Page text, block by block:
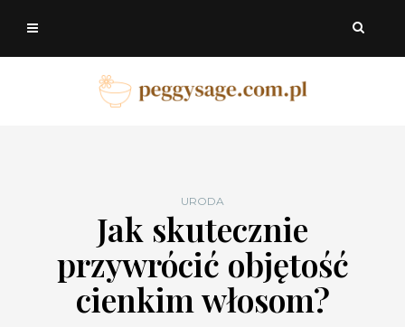
URODA
Jak skutecznie
przywrócić objętość
cienkim włosom?